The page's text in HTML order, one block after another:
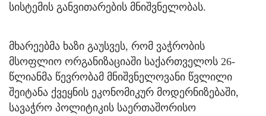
სისტემის განვითარების მნიშვნელობას.
მხარეებმა ხაზი გაუსვეს, რომ ვაჭრობის
მსოფლიო ორგანიზაციაში საქართველოს 26-
წლიანმა წევრობამ მნიშვნელოვანი წვლილი
შეიტანა ქვეყნის ეკონომიკურ მოდერნიზებაში,
სავაჭრო პოლიტიკის საერთაშორისო